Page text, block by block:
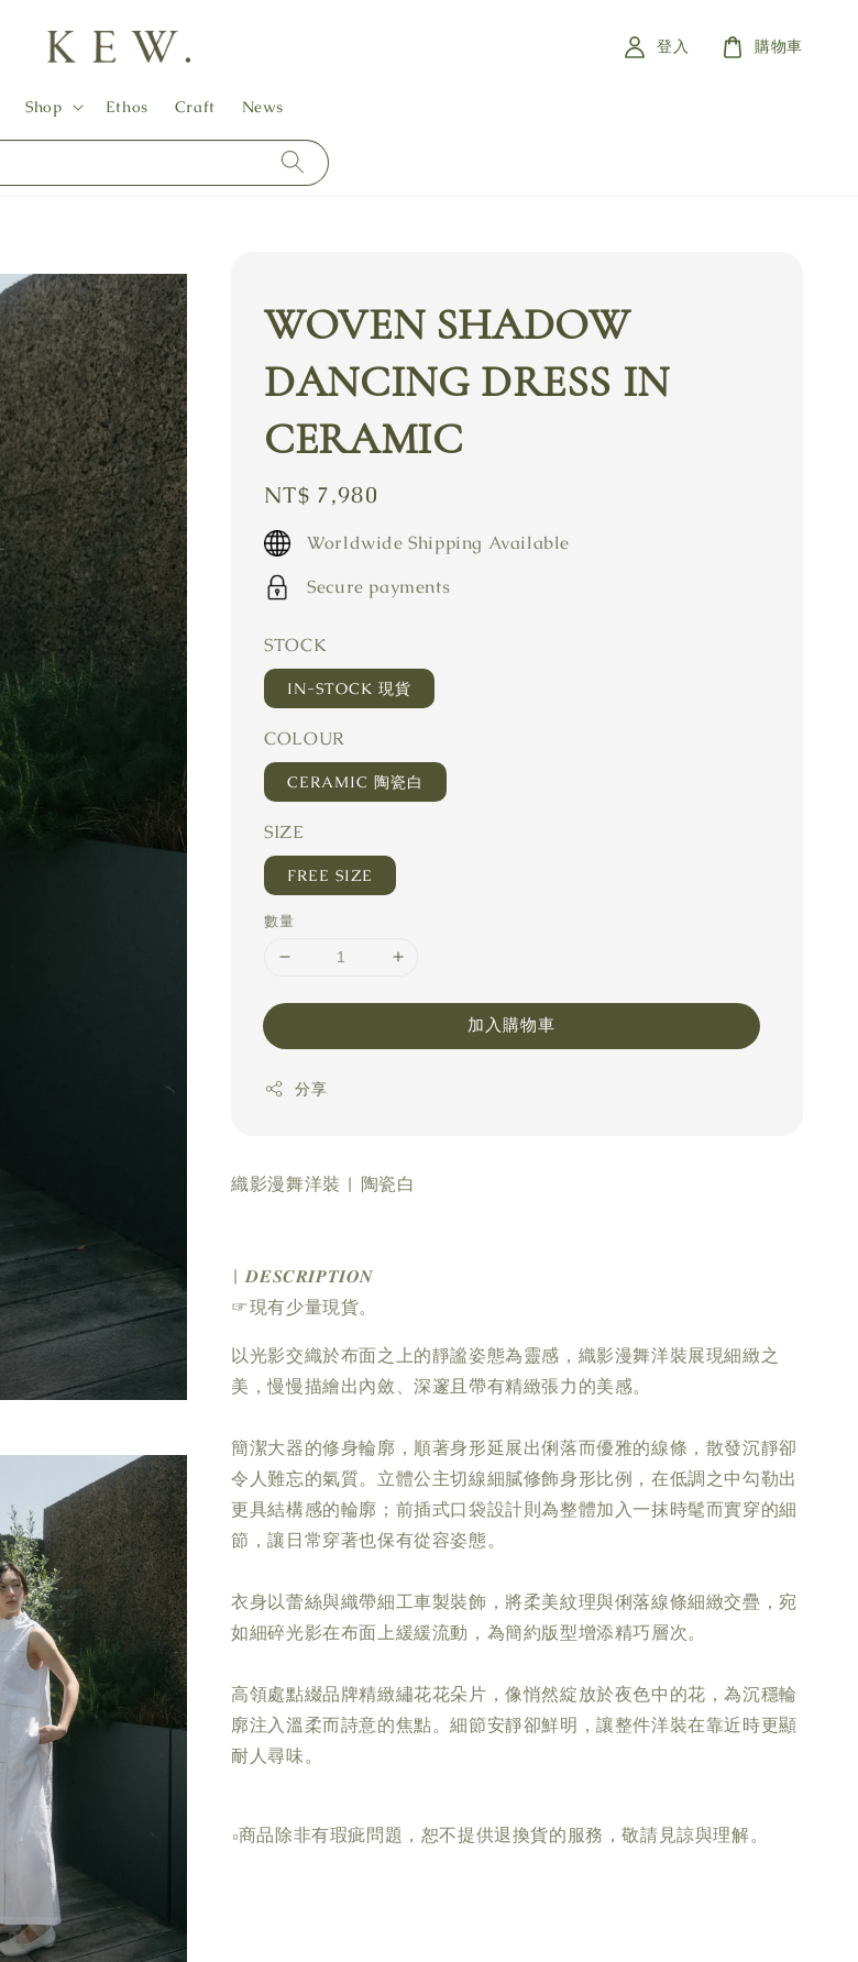
Shop Ethos Craft News
登入 購物車
WOVEN SHADOW
DANCING DRESS IN
CERAMIC
Regular
price
NT$ 7,980
Worldwide Shipping Available
Secure payments
STOCK
IN-STOCK 現貨
COLOUR
CERAMIC 陶瓷白
SIZE
FREE SIZE
數量
加入購物車
分享
織影漫舞洋裝 | 陶瓷白
| 𝑫𝑬𝑺𝑪𝑹𝑰𝑷𝑻𝑰𝑶𝑵
☞現有少量現貨。
以光影交織於布面之上的靜謐姿態為靈感，織影漫舞洋裝展現細緻之
美，慢慢描繪出內斂、深邃且帶有精緻張力的美感。
簡潔大器的修身輪廓，順著身形延展出俐落而優雅的線條，散發沉靜卻
令人難忘的氣質。立體公主切線細膩修飾身形比例，在低調之中勾勒出
更具結構感的輪廓；前插式口袋設計則為整體加入一抹時髦而實穿的細
節，讓日常穿著也保有從容姿態。
衣身以蕾絲與織帶細工車製裝飾，將柔美紋理與俐落線條細緻交疊，宛
如細碎光影在布面上緩緩流動，為簡約版型增添精巧層次。
高領處點綴品牌精緻繡花花朵片，像悄然綻放於夜色中的花，為沉穩輪
廓注入溫柔而詩意的焦點。細節安靜卻鮮明，讓整件洋裝在靠近時更顯
耐人尋味。
▫商品除非有瑕疵問題，恕不提供退換貨的服務，敬請見諒與理解。